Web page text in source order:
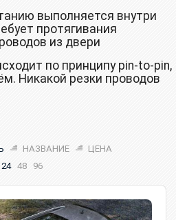
выполняется внутри
протягивания
из двери
по принципу pin-to-pin,
Никакой резки проводов
НАЗВАНИЕ
ЦЕНА
24 48 96